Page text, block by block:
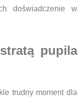
doświadczenie w
pupila
trudny moment dla